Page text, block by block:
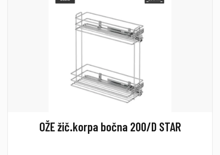
OŽE žič.korpa bočna 200/D STAR